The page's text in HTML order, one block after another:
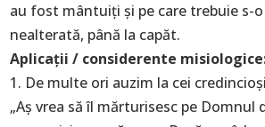
au fost mântuiți și pe care trebuie s-
nealterată, până la capăt.
Aplicații / considerente
1. De multe ori auzim la cei
„Aș vrea să îl mărturisesc pe Domnul